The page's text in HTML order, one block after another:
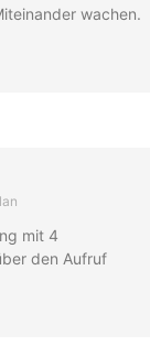
wachen.
mit 4
den Aufruf